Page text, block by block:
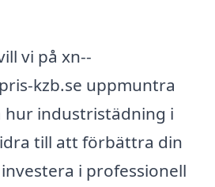
vi på xn--
kzb.se uppmuntra
hur industristädning i
till att förbättra din
i professionell